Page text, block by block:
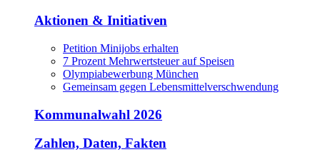
Aktionen & Initiativen
Petition Minijobs erhalten
7 Prozent Mehrwertsteuer auf Speisen
Olympiabewerbung München
Gemeinsam gegen Lebensmittelverschwendung
Kommunalwahl 2026
Zahlen, Daten, Fakten